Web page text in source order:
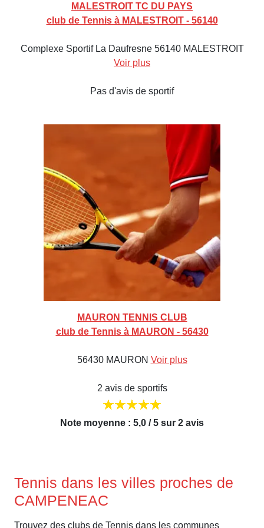
MALESTROIT TC DU PAYS
club de Tennis à MALESTROIT - 56140
Complexe Sportif La Daufresne 56140 MALESTROIT
Voir plus
Pas d'avis de sportif
MAURON TENNIS CLUB
club de Tennis à MAURON - 56430
56430 MAURON Voir plus
2 avis de sportifs
Note moyenne : 5,0 / 5 sur 2 avis
Tennis dans les villes proches de
CAMPENEAC
Trouvez des clubs de Tennis dans les communes